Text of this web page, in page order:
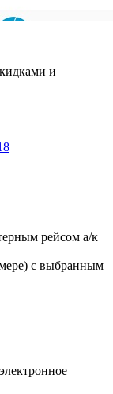
и
рейсом а/к
с выбранным